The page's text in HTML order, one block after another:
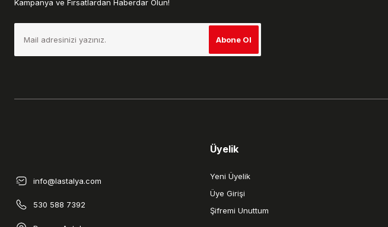
Kampanya ve Fırsatlardan Haberdar Olun!
Abone Ol
info@lastalya.com
530 588 7392
Üyelik
Yeni Üyelik
Üye Girişi
Şifremi Unuttum